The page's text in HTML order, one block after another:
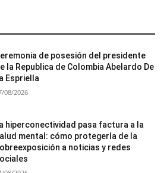
de posesión del presidente
la Republica de Colombia Abelardo De
Espriella
08/2026
hiperconectividad pasa factura a la
mental: cómo protegerla de la
a noticias y redes